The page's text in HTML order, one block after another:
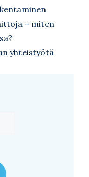
– miten
yhteistyötä